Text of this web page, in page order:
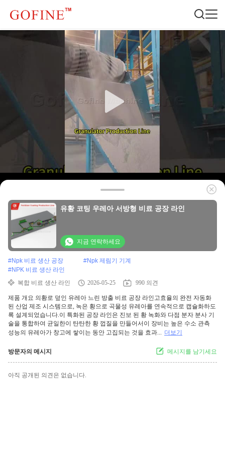
유황 코팅 우레아 서방형 비료 공장 라인
지금 연락하세요
#Npk 비료 생산 공장 #Npk 제림기 기계
#NPK 비료 생산 라인
복합 비료 생산 라인
2026-05-25 990 의견
제품 개요 의황로 덮인 유레아 느린 방출 비료 공장 라인고효율의 완전 자동화
된 산업 제조 시스템으로, 녹은 황으로 곡물성 유레아를 연속적으로 캡슐화하도
록 설계되었습니다.이 특화된 공장 라인은 진보 된 황 녹화와 다점 분자 분사 기
술을 통합하여 균일한이 탄탄한 황 껍질을 만들어서이 장비는 높은 수소 관측
성능의 유레아가 창고에 쌓이는 동안 고집되는 것을 효과... 더보기
방문자의 메시지 메시지를 남기세요
아직 공개된 의견은 없습니다.